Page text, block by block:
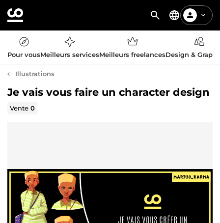
Pour vousMeilleurs servicesMeilleurs freelancesDesign &
Illustrations
Je vais vous faire un character design
Vente0